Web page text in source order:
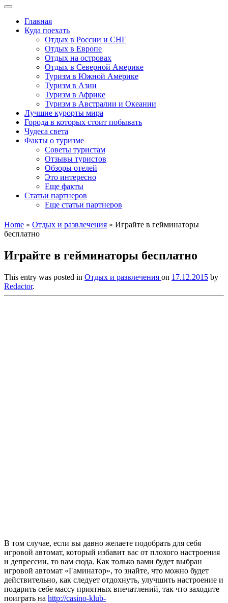
Главная
Куда поехать
Отдых в России и СНГ
Отдых в Европе
Отдых на островах
Отдых в Северной Америке
Туризм в Южной Америке
Туризм в Азии
Туризм в Африке
Туризм в Австралии и Океании
Лучшие курорты мира
Города в которых стоит побывать
Чудеса света
Факты о туризме
Советы туристам
Отзывы туристов
Обзоры отелей
Это интересно
Еще факты
Статьи партнеров
Еще статьи партнеров
Home » Отдых и развлечения » Играйте в гейминаторы
бесплатно
Играйте в гейминаторы бесплатно
This entry was posted in Отдых и развлечения on 17.12.2015 by
Redactor.
В том случае, если вы давно желаете подобрать для себя
игровой автомат, который избавит вас от плохого настроения
и депрессии, то вам сюда. Как только вами будет выбран
игровой автомат «Гаминатор», то знайте, что можно будет
действительно, как следует отдохнуть, улучшить настроение и
подарить себе массу приятных впечатлений, так что заходите
поиграть на http://casino-klub-